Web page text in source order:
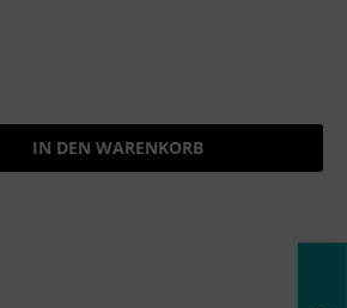
gewünschten Wert
IN DEN WARENKORB